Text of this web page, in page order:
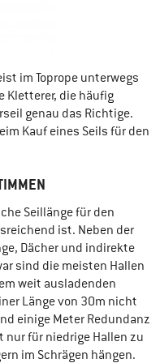
im Toprope unterwegs
Kletterer, die häufig
genau das Richtige.
Kauf eines Seils für den
Seillänge für den
ist. Neben der
Dächer und indirekte
sind die meisten Hallen
weit ausladenden
Länge von 30m nicht
einige Meter Redundanz
nur für niedrige Hallen zu
im Schrägen hängen.